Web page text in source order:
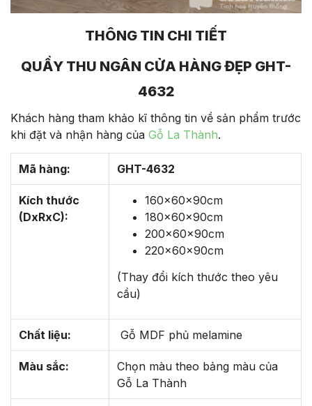
THÔNG TIN CHI TIẾT
QUẦY THU NGÂN CỬA HÀNG ĐẸP GHT-
4632
Khách hàng tham khảo kĩ thông tin về sản phẩm trước
khi đặt và nhận hàng của Gỗ La Thành.
Mã hàng: GHT-4632
Kích thước
(DxRxC):
160x60x90cm
180x60x90cm
200x60x90cm
220x60x90cm
(Thay đổi kích thước theo yêu
cầu)
Chất liệu: Gỗ MDF phủ melamine
Màu sắc:
Chọn màu theo bảng màu của
Gỗ La Thành